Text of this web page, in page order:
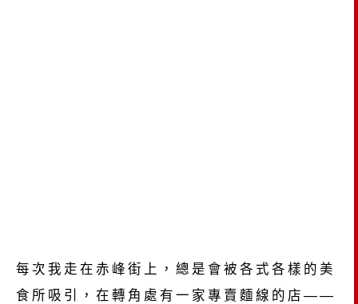
每次我走在赤峰街上，總是會被各式各樣的美
食所吸引，在轉角處有一家專賣麵線的店——